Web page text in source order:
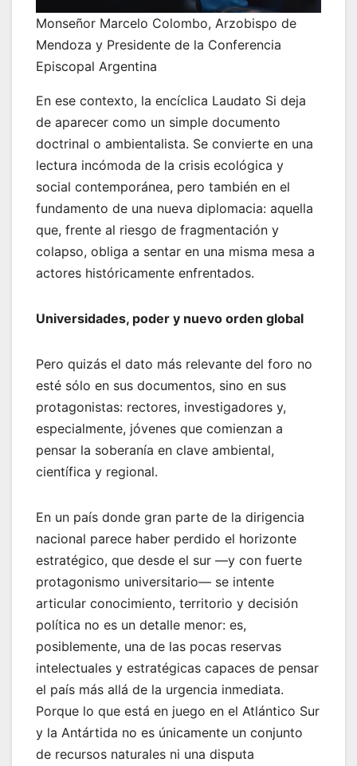
Monseñor Marcelo Colombo, Arzobispo de
Mendoza y Presidente de la Conferencia
Episcopal Argentina
En ese contexto, la encíclica Laudato Si deja
de aparecer como un simple documento
doctrinal o ambientalista. Se convierte en una
lectura incómoda de la crisis ecológica y
social contemporánea, pero también en el
fundamento de una nueva diplomacia: aquella
que, frente al riesgo de fragmentación y
colapso, obliga a sentar en una misma mesa a
actores históricamente enfrentados.
Universidades, poder y nuevo orden global
Pero quizás el dato más relevante del foro no
esté sólo en sus documentos, sino en sus
protagonistas: rectores, investigadores y,
especialmente, jóvenes que comienzan a
pensar la soberanía en clave ambiental,
científica y regional.
En un país donde gran parte de la dirigencia
nacional parece haber perdido el horizonte
estratégico, que desde el sur —y con fuerte
protagonismo universitario— se intente
articular conocimiento, territorio y decisión
política no es un detalle menor: es,
posiblemente, una de las pocas reservas
intelectuales y estratégicas capaces de pensar
el país más allá de la urgencia inmediata.
Porque lo que está en juego en el Atlántico Sur
y la Antártida no es únicamente un conjunto
de recursos naturales ni una disputa